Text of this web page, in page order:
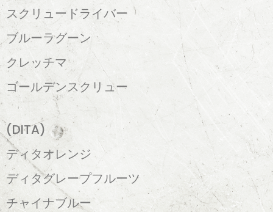
スクリュードライバー
ブルーラグーン
クレッチマ
ゴールデンスクリュー
(DITA)
ディタオレンジ
ディタグレープフルーツ
チャイナブルー